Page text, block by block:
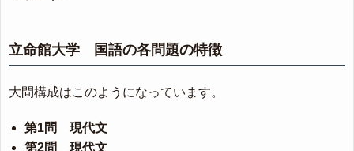
立命館大学 国語の各問題の特徴
大問構成はこのようになっています。
第1問 現代文
第2問 現代文